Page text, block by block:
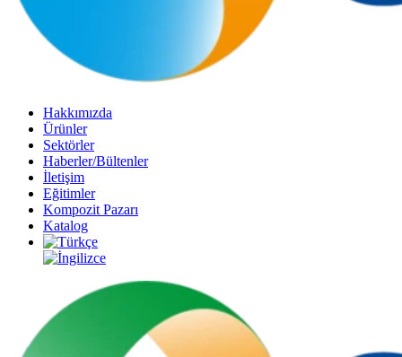
Hakkımızda
Ürünler
Sektörler
Haberler/Bültenler
İletişim
Eğitimler
Kompozit Pazarı
Katalog